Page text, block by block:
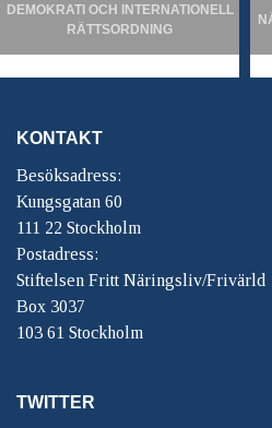
DEMOKRATI OCH INTERNATIONELL
RÄTTSORDNING
KONTAKT
Besöksadress:
Kungsgatan 60
111 22 Stockholm
Postadress:
Stiftelsen Fritt Näringsliv/Frivärld
Box 3037
103 61 Stockholm
TWITTER